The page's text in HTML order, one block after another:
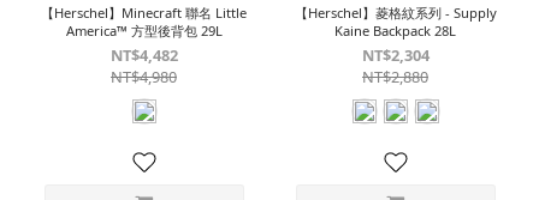
【Herschel】Minecraft 聯名 Little
America™ 方型後背包 29L
NT$4,482
NT$4,980
【Herschel】菱格紋系列 - Supply
Kaine Backpack 28L
NT$2,304
NT$2,880